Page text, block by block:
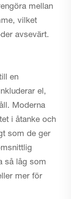
mellan
vilket
avsevärt.
en
el,
Moderna
i åtanke och
som de ger
så låg som
mer för